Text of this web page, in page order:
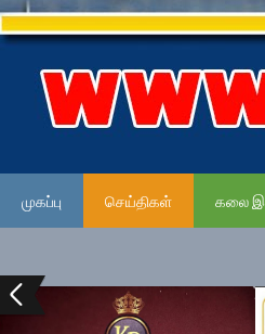
முகப்பு செய்திகள் கலை